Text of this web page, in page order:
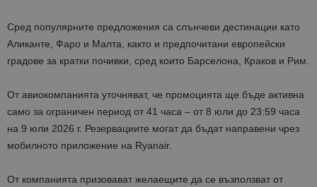
Сред популярните предложения са слънчеви дестинации като
Аликанте, Фаро и Малта, както и предпочитани европейски
градове за кратки почивки, сред които Барселона, Краков и Рим.
От авиокомпанията уточняват, че промоцията ще бъде активна
само за ограничен период от 41 часа – от 8 юли до 23:59 часа
на 9 юли 2026 г. Резервациите могат да бъдат направени чрез
мобилното приложение на Ryanair.
От компанията призовават желаещите да се възползват от